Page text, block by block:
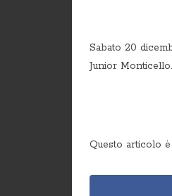
Sabato 20
Junior Monticello.
Questo articolo